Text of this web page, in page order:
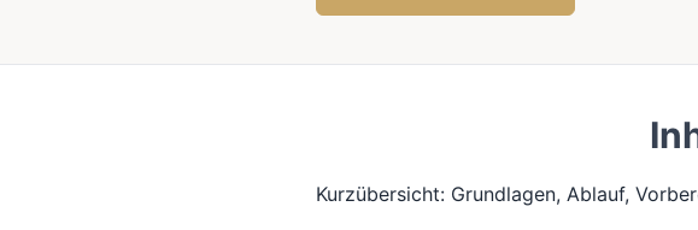
Kurzübersicht: Grundlagen, Ablauf,